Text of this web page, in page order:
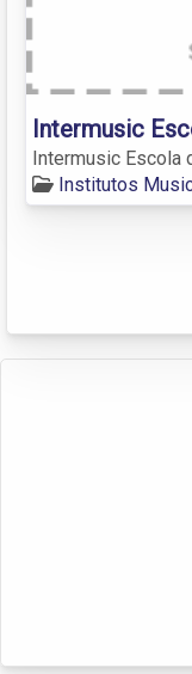
Intermusic
Intermusic Escola
Institutos